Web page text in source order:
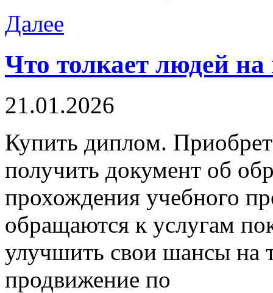
Далее
Что толкает людей
21.01.2026
Купить диплoм.
получить документ об
прохождения учебного
обращаются к услугам
улучшить свои шансы на
продвижение по